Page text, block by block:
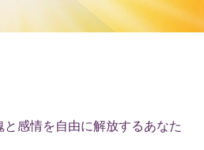
感情を自由に解放するあなた